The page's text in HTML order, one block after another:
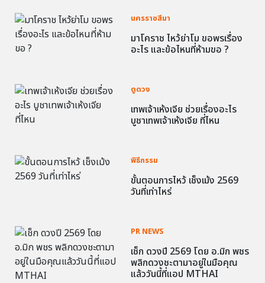
นครราชสีมา
มาโคราช ไหว้ย่าโม ขอพรเรื่อง
อะไร และข้อไหนที่ห้ามขอ ?
ดูดวง
เทพเจ้าเห้งเจีย ช่วยเรื่องอะไร
บูชาเทพเจ้าเห้งเจีย ที่ไหน
พิธีกรรม
ขั้นตอนการไหว้ เช็งเม้ง 2569
วันที่เท่าไหร่
PR NEWS
เช็ก ดวงปี 2569 โดย อ.มิก พชร
พลิกดวงชะตามาอยู่ในมือคุณ
แล้ววันนี้ที่แอป MTHAI